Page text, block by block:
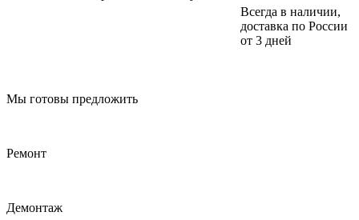
Всегда в наличии,
доставка по России
от 3 дней
Мы готовы предложить
Ремонт
Демонтаж